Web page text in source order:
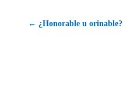
← ¿Honorable u orinable?